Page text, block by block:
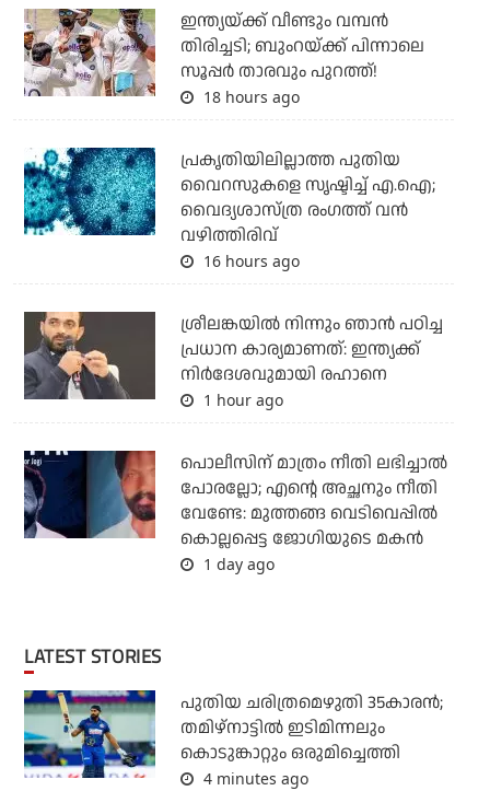
ഇന്ത്യയ്ക്ക് വീണ്ടും വമ്പന്‍
തിരിച്ചടി; ബുംറയ്ക്ക് പിന്നാലെ
സൂപ്പര്‍ താരവും പുറത്ത്!
18 hours ago
പ്രകൃതിയിലില്ലാത്ത പുതിയ
വൈറസുകളെ സൃഷ്ടിച്ച് എ.ഐ;
വൈദ്യശാസ്ത്ര രംഗത്ത് വന്‍
വഴിത്തിരിവ്
16 hours ago
ശ്രീലങ്കയില്‍ നിന്നും ഞാന്‍ പഠിച്ച
പ്രധാന കാര്യമാണത്: ഇന്ത്യക്ക്
നിര്‍ദേശവുമായി രഹാനെ
1 hour ago
പൊലീസിന് മാത്രം നീതി ലഭിച്ചാല്‍
പോരല്ലോ; എന്റെ അച്ഛനും നീതി
വേണ്ടേ: മുത്തങ്ങ വെടിവെപ്പില്‍
കൊല്ലപ്പെട്ട ജോഗിയുടെ മകന്‍
1 day ago
LATEST STORIES
പുതിയ ചരിത്രമെഴുതി 35കാരന്‍;
തമിഴ്‌നാട്ടില്‍ ഇടിമിന്നലും
കൊടുങ്കാറ്റും ഒരുമിച്ചെത്തി
4 minutes ago